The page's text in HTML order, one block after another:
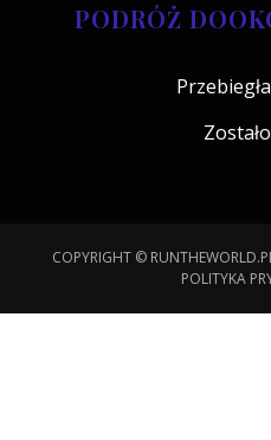
PODRÓŻ
COPYRIGHT ©
POLITYKA